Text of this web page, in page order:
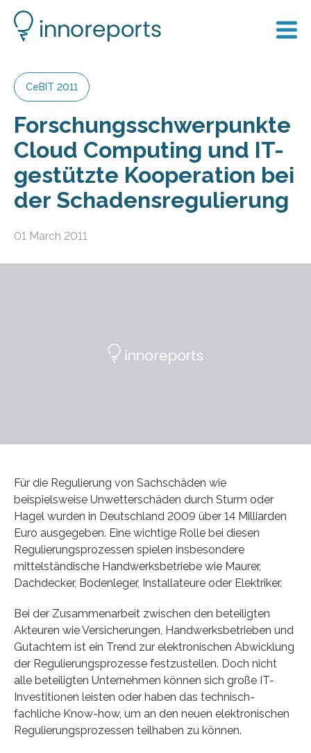
CeBIT 2011
Forschungsschwerpunkte
Cloud Computing und IT-
gestützte Kooperation bei
der Schadensregulierung
01 March 2011
Für die Regulierung von Sachschäden wie
beispielsweise Unwetterschäden durch Sturm oder
Hagel wurden in Deutschland 2009 über 14 Milliarden
Euro ausgegeben. Eine wichtige Rolle bei diesen
Regulierungsprozessen spielen insbesondere
mittelständische Handwerksbetriebe wie Maurer,
Dachdecker, Bodenleger, Installateure oder Elektriker.
Bei der Zusammenarbeit zwischen den beteiligten
Akteuren wie Versicherungen, Handwerksbetrieben und
Gutachtern ist ein Trend zur elektronischen Abwicklung
der Regulierungsprozesse festzustellen. Doch nicht
alle beteiligten Unternehmen können sich große IT-
Investitionen leisten oder haben das technisch-
fachliche Know-how, um an den neuen elektronischen
Regulierungsprozessen teilhaben zu können.